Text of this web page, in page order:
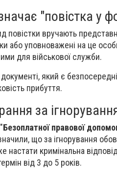
"повістка у
повістки вручають
або уповноважені на це
для військової служби.
який є
прибуття.
за
Безоплатної правової
що за ігнорування
настати кримінальна
від 3 до 5 років.